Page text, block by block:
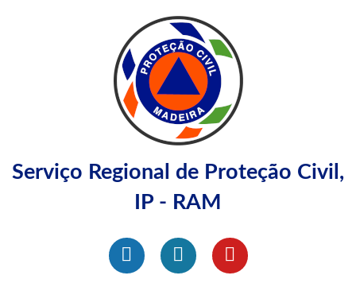
Serviço Regional de Proteção Civil,
IP - RAM